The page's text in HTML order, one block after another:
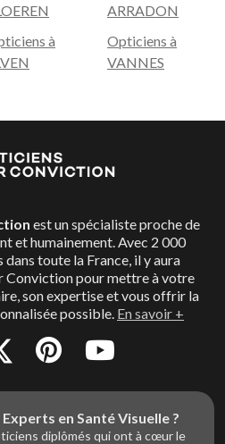
à
ARRADON
Opticiens à
VANNES
est un spécialiste proche de
et humainement. Avec 2 000
toute la France, il y aura
Conviction pour mettre à votre
son expertise et vous offrir la
possible. En savoir +
en Santé Visuelle ?
diplômés qui ont à cœur le